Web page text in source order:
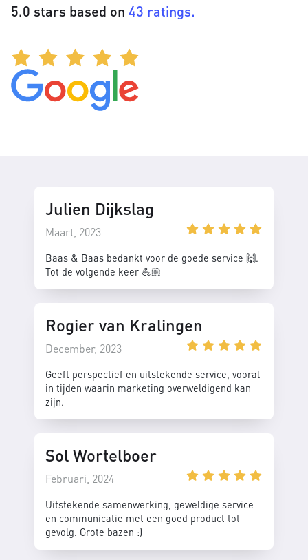
5.0 stars based on 43 ratings.
Julien Dijkslag
Maart, 2023
Baas & Baas bedankt voor de goede service 🙌.
Tot de volgende keer 💪🏼
Rogier van Kralingen
December, 2023
Geeft perspectief en uitstekende service, vooral
in tijden waarin marketing overweldigend kan
zijn.
Sol Wortelboer
Februari, 2024
Uitstekende samenwerking, geweldige service
en communicatie met een goed product tot
gevolg. Grote bazen :)